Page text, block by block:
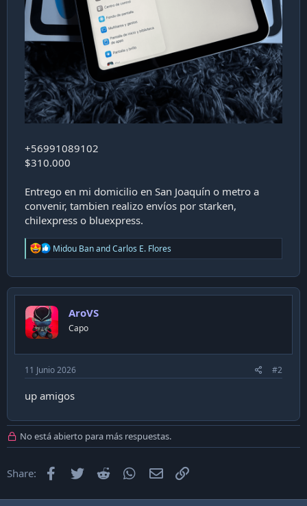
+56991089102
$310.000
Entrego en mi domicilio en San Joaquín o metro a
convenir, tambien realizo envíos por starken,
chilexpress o bluexpress.
R
e
c
t
o
n
s
Midou BanandCarlos E. Flores
AroVS
Capo
11 Junio 2026 #2
up amigos
No está abierto para más respuestas.
Share: Facebook
Twitter Reddit WhatsApp
Email